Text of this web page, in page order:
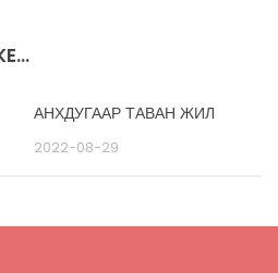
АНХДУГААР ТАВАН ЖИЛ
2022-08-29